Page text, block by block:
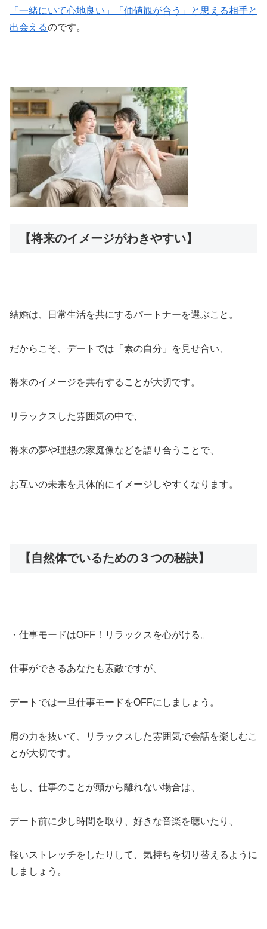
「一緒にいて心地良い」「価値観が合う」と思える相手と
出会えるのです。
【将来のイメージがわきやすい】
結婚は、日常生活を共にするパートナーを選ぶこと。
だからこそ、デートでは「素の自分」を見せ合い、
将来のイメージを共有することが大切です。
リラックスした雰囲気の中で、
将来の夢や理想の家庭像などを語り合うことで、
お互いの未来を具体的にイメージしやすくなります。
【自然体でいるための３つの秘訣】
・仕事モードはOFF！リラックスを心がける。
仕事ができるあなたも素敵ですが、
デートでは一旦仕事モードをOFFにしましょう。
肩の力を抜いて、リラックスした雰囲気で会話を楽しむこ
とが大切です。
もし、仕事のことが頭から離れない場合は、
デート前に少し時間を取り、好きな音楽を聴いたり、
軽いストレッチをしたりして、気持ちを切り替えるように
しましょう。